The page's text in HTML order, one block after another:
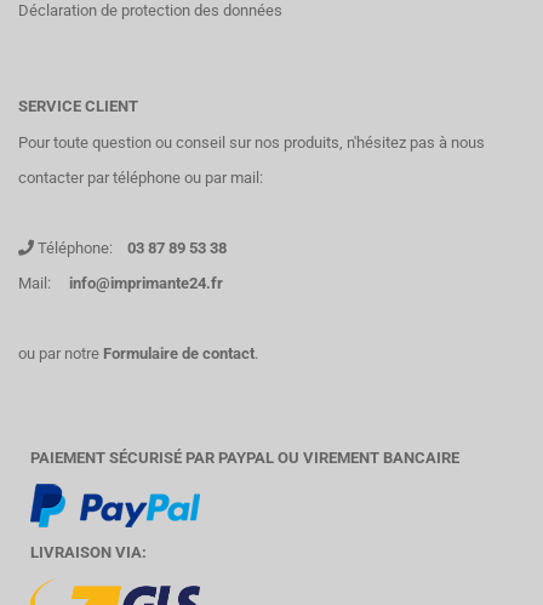
Déclaration de protection des données
SERVICE CLIENT
Pour toute question ou conseil sur nos produits, n'hésitez pas à nous
contacter par téléphone ou par mail:
Téléphone: 03 87 89 53 38
Mail:
info@imprimante24.fr
ou par notre Formulaire de contact.
PAIEMENT SÉCURISÉ PAR PAYPAL OU VIREMENT BANCAIRE
LIVRAISON VIA: